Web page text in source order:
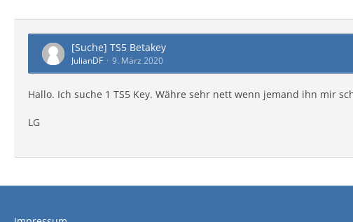
[Suche] TS5 Betakey
JulianDF 9. März 2020
Hallo. Ich suche 1 TS5 Key. Währe sehr nett wenn jemand ihn mir
LG